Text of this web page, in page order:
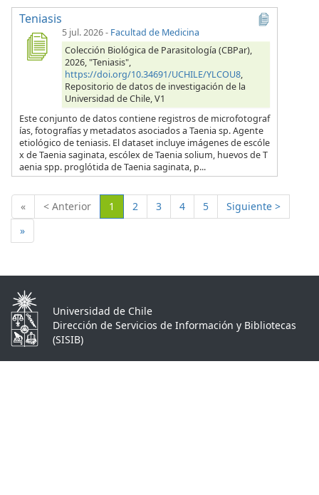
Teniasis
5 jul. 2026- Facultad de Medicina
Colección Biológica de Parasitología (CBPar),
2026, "Teniasis",
https://doi.org/10.34691/UCHILE/YLCOU8,
Repositorio de datos de investigación de la
Universidad de Chile, V1
Este conjunto de datos contiene registros de microfotograf
ías, fotografías y metadatos asociados a Taenia sp. Agente
etiológico de teniasis. El dataset incluye imágenes de escóle
x de Taenia saginata, escólex de Taenia solium, huevos de T
aenia spp. proglótida de Taenia saginata, p...
« < Anterior 1 (Actual)
2 3 4 5
Siguiente >
»
Universidad de Chile
Dirección de Servicios de Información y Bibliotecas
(SISIB)